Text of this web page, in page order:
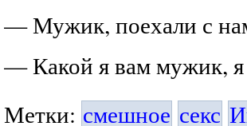
— Мужик, поехали с
— Какой я вам мужик, я
Метки: смешное секс